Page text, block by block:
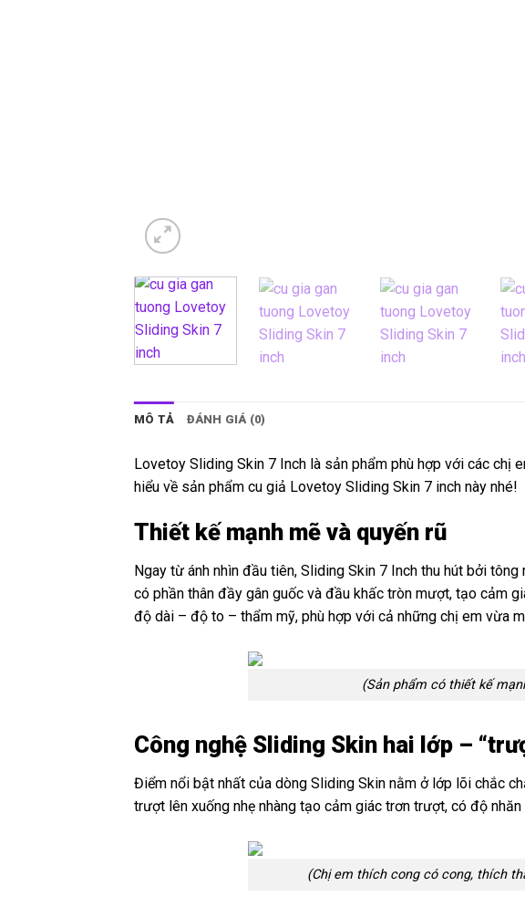
MÔ TẢ ĐÁNH GIÁ (0)
Lovetoy Sliding Skin 7 Inch là sản phẩm phù hợp với các chị
hiểu về sản phẩm cu giả Lovetoy Sliding Skin 7 inch này nhé!
Thiết kế mạnh mẽ và quyến rũ
Ngay từ ánh nhìn đầu tiên, Sliding Skin 7 Inch thu hút bởi
có phần thân đầy gân guốc và đầu khấc tròn mượt, tạo cảm
độ dài – độ to – thẩm mỹ, phù hợp với cả những chị em vừa
(Sản phẩm có thiết kế
Công nghệ Sliding Skin hai lớp –
Điểm nổi bật nhất của dòng Sliding Skin nằm ở lớp lõi chắc
trượt lên xuống nhẹ nhàng tạo cảm giác trơn trượt, có độ
(Chị em thích cong có cong, thích